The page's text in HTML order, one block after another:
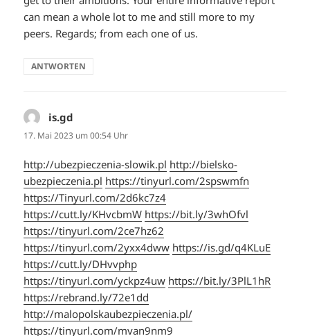
can mean a whole lot to me and still more to my
peers. Regards; from each one of us.
ANTWORTEN
is.gd
17. Mai 2023 um 00:54 Uhr
http://ubezpieczenia-slowik.pl http://bielsko-
ubezpieczenia.pl https://tinyurl.com/2spswmfn
https://Tinyurl.com/2d6kc7z4
https://cutt.ly/KHvcbmW https://bit.ly/3whOfvl
https://tinyurl.com/2ce7hz62
https://tinyurl.com/2yxx4dww https://is.gd/q4KLuE
https://cutt.ly/DHvvphp
https://tinyurl.com/yckpz4uw https://bit.ly/3PlL1hR
https://rebrand.ly/72e1dd
http://malopolskaubezpieczenia.pl/
https://tinyurl.com/mvan9nm9